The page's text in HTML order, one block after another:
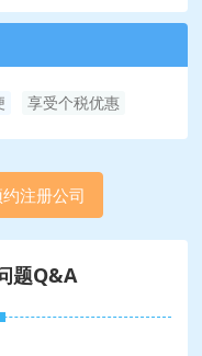
享受个税优惠
注册公司
题Q&A